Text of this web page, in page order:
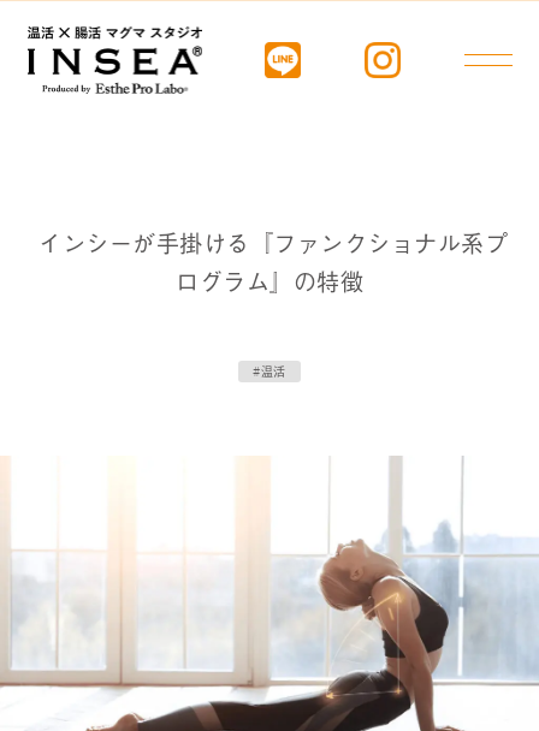
インシーが手掛ける『ファンクショナル系プ
ログラム』の特徴
#温活